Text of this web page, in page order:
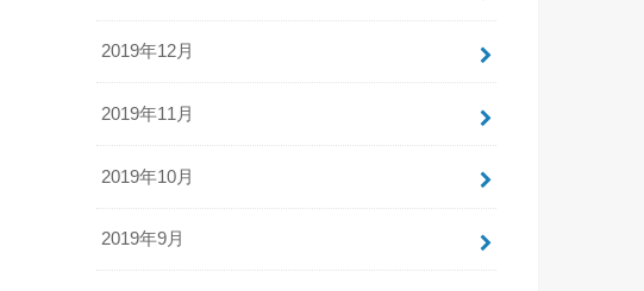
2019年12月
2019年11月
2019年10月
2019年9月